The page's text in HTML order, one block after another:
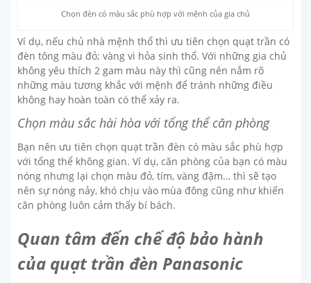
Chọn đèn có màu sắc phù hợp với mệnh của gia chủ
Ví dụ, nếu chủ nhà mệnh thổ thì ưu tiên chọn quạt trần có
đèn tông màu đỏ; vàng vì hỏa sinh thổ. Với những gia chủ
không yêu thích 2 gam màu này thì cũng nên nắm rõ
những màu tương khắc với mệnh để tránh những điều
không hay hoàn toàn có thể xảy ra.
Chọn màu sắc hài hòa với tổng thể căn phòng
Bạn nên ưu tiên chọn quạt trần đèn có màu sắc phù hợp
với tổng thể không gian. Ví dụ, căn phòng của bạn có màu
nóng nhưng lại chọn màu đỏ, tím, vàng đậm… thì sẽ tạo
nên sự nóng nảy, khó chịu vào mùa đông cũng như khiến
căn phòng luôn cảm thấy bí bách.
Quan tâm đến chế độ bảo hành
của quạt trần đèn Panasonic